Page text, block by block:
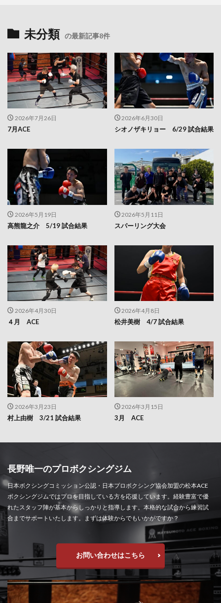
未分類 の最新記事8件
2026年7月26日
7月ACE
2026年6月30日
シオノザキリョー 6/29 試合結果
2026年5月19日
高熊龍之介 5/19 試合結果
2026年5月11日
スパーリング大会
2026年4月30日
４月 ACE
2026年4月8日
松井美樹 4/7 試合結果
2026年3月23日
村上由樹 3/21 試合結果
2026年3月15日
3月 ACE
長野唯一のプロボクシングジム
日本ボクシングコミッション公認・日本プロボクシング協会加盟の松本ACE
ボクシングジムではプロを目指している方を応援しています。経験豊富で優
れたスタッフ陣が基本からしっかりと指導します。本格的な試合から練習試
合までサポートいたします。まずは体験からでもいかがですか？
お問い合わせはこちら